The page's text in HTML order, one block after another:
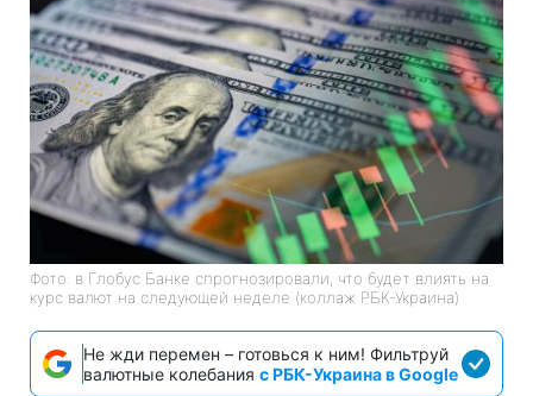
Фото: в Глобус Банке спрогнозировали, что будет влиять на
курс валют на следующей неделе (коллаж РБК-Украина)
Не жди перемен – готовься к ним! Фильтруй
валютные колебания с РБК-Украина в Google